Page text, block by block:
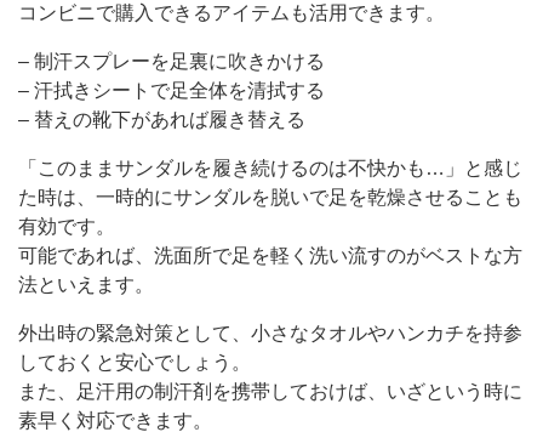
コンビニで購入できるアイテムも活用できます。
– 制汗スプレーを足裏に吹きかける
– 汗拭きシートで足全体を清拭する
– 替えの靴下があれば履き替える
「このままサンダルを履き続けるのは不快かも…」と感じ
た時は、一時的にサンダルを脱いで足を乾燥させることも
有効です。
可能であれば、洗面所で足を軽く洗い流すのがベストな方
法といえます。
外出時の緊急対策として、小さなタオルやハンカチを持参
しておくと安心でしょう。
また、足汗用の制汗剤を携帯しておけば、いざという時に
素早く対応できます。